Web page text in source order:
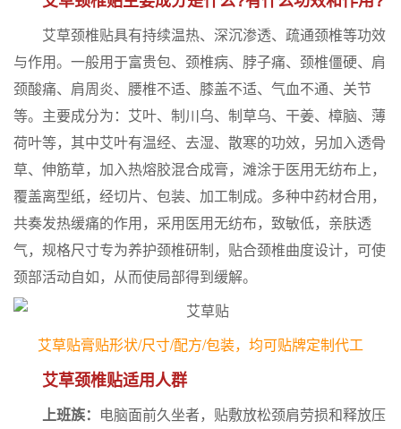
艾草颈椎贴具有持续温热、深沉渗透、疏通颈椎等功效
与作用。一般用于富贵包、颈椎病、脖子痛、颈椎僵硬、肩
颈酸痛、肩周炎、腰椎不适、膝盖不适、气血不通、关节
等。主要成分为：艾叶、制川乌、制草乌、干姜、樟脑、薄
荷叶等，其中艾叶有温经、去湿、散寒的功效，另加入透骨
草、伸筋草，加入热熔胶混合成膏，滩涂于医用无纺布上，
覆盖离型纸，经切片、包装、加工制成。多种中药材合用，
共奏发热缓痛的作用，采用医用无纺布，致敏低，亲肤透
气，规格尺寸专为养护颈椎研制，贴合颈椎曲度设计，可使
颈部活动自如，从而使局部得到缓解。
艾草贴膏贴形状/尺寸/配方/包装，均可贴牌定制代工
艾草颈椎贴适用人群
上班族： 电脑面前久坐者，贴敷放松颈肩劳损和释放压